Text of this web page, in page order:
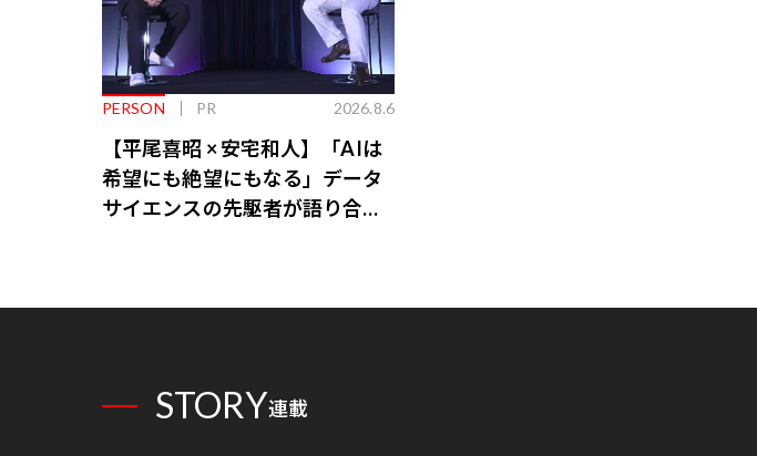
PERSON PR 2026.8.6
【平尾喜昭 × 安宅和人】「AIは
希望にも絶望にもなる」データ
サイエンスの先駆者が語り合う
STORY連載